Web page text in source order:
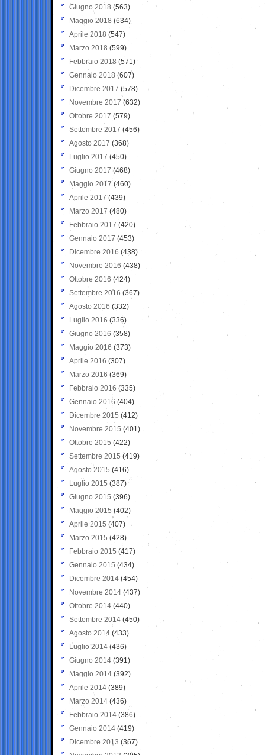
Giugno 2018 (563)
Maggio 2018 (634)
Aprile 2018 (547)
Marzo 2018 (599)
Febbraio 2018 (571)
Gennaio 2018 (607)
Dicembre 2017 (578)
Novembre 2017 (632)
Ottobre 2017 (579)
Settembre 2017 (456)
Agosto 2017 (368)
Luglio 2017 (450)
Giugno 2017 (468)
Maggio 2017 (460)
Aprile 2017 (439)
Marzo 2017 (480)
Febbraio 2017 (420)
Gennaio 2017 (453)
Dicembre 2016 (438)
Novembre 2016 (438)
Ottobre 2016 (424)
Settembre 2016 (367)
Agosto 2016 (332)
Luglio 2016 (336)
Giugno 2016 (358)
Maggio 2016 (373)
Aprile 2016 (307)
Marzo 2016 (369)
Febbraio 2016 (335)
Gennaio 2016 (404)
Dicembre 2015 (412)
Novembre 2015 (401)
Ottobre 2015 (422)
Settembre 2015 (419)
Agosto 2015 (416)
Luglio 2015 (387)
Giugno 2015 (396)
Maggio 2015 (402)
Aprile 2015 (407)
Marzo 2015 (428)
Febbraio 2015 (417)
Gennaio 2015 (434)
Dicembre 2014 (454)
Novembre 2014 (437)
Ottobre 2014 (440)
Settembre 2014 (450)
Agosto 2014 (433)
Luglio 2014 (436)
Giugno 2014 (391)
Maggio 2014 (392)
Aprile 2014 (389)
Marzo 2014 (436)
Febbraio 2014 (386)
Gennaio 2014 (419)
Dicembre 2013 (367)